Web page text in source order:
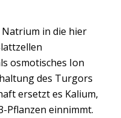
Natrium in die hier
osmotisches Ion
des Turgors
ersetzt es Kalium,
Pflanzen einnimmt.